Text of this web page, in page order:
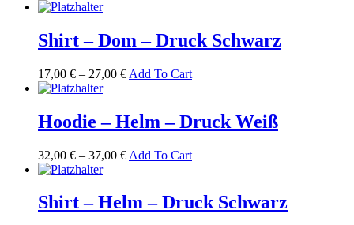
Shirt – Dom – Druck Schwarz
17,00 € – 27,00 € Add To Cart
Hoodie – Helm – Druck Weiß
32,00 € – 37,00 € Add To Cart
Shirt – Helm – Druck Schwarz